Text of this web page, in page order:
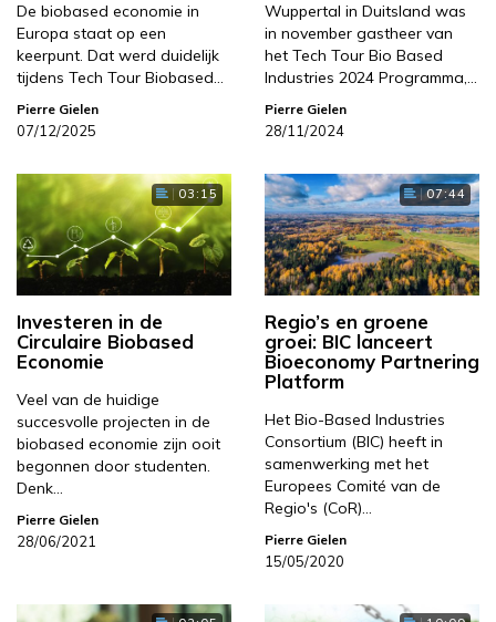
De biobased economie in
Europa staat op een
keerpunt. Dat werd duidelijk
tijdens Tech Tour Biobased…
Pierre Gielen
07/12/2025
Wuppertal in Duitsland was
in november gastheer van
het Tech Tour Bio Based
Industries 2024 Programma,…
Pierre Gielen
28/11/2024
03:15
Investeren in de
Circulaire Biobased
Economie
Veel van de huidige
succesvolle projecten in de
biobased economie zijn ooit
begonnen door studenten.
Denk…
Pierre Gielen
28/06/2021
07:44
Regio’s en groene
groei: BIC lanceert
Bioeconomy Partnering
Platform
Het Bio-Based Industries
Consortium (BIC) heeft in
samenwerking met het
Europees Comité van de
Regio's (CoR)…
Pierre Gielen
15/05/2020